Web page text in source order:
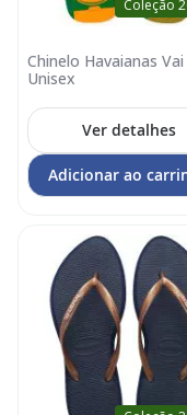
Coleção
Chinelo Havaianas
Unisex
Ver detalhes
Adicionar ao